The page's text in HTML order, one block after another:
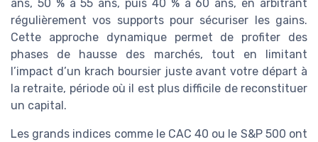
ans, 50 % à 55 ans, puis 40 % à 60 ans, en arbitrant
régulièrement vos supports pour sécuriser les gains.
Cette approche dynamique permet de profiter des
phases de hausse des marchés, tout en limitant
l’impact d’un krach boursier juste avant votre départ à
la retraite, période où il est plus difficile de reconstituer
un capital.
Les grands indices comme le CAC 40 ou le S&P 500 ont